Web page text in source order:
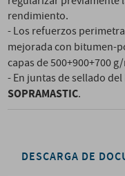
rendimiento.
- Los refuerzos
mejorada con bitumen-
capas de 500+900+700
- En juntas de sellado
SOPRAMASTIC.
DESCARGA DE